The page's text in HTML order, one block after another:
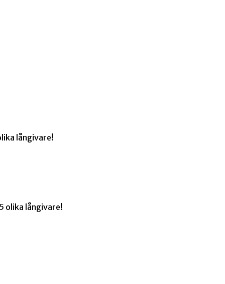
långivare!
olika långivare!